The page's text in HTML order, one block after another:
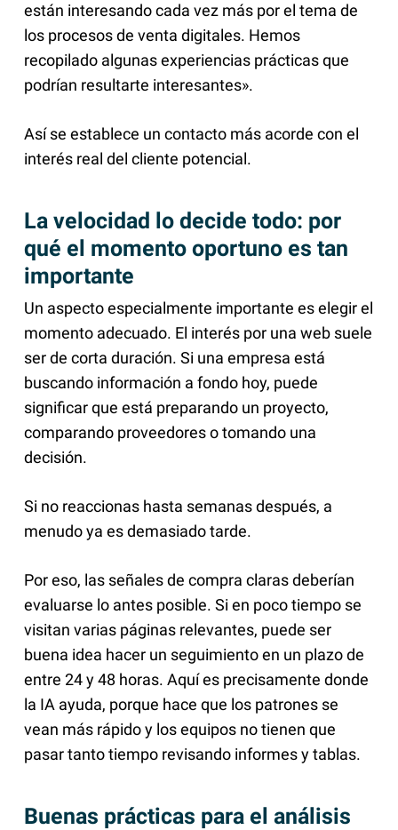
están interesando cada vez más por el tema de
los procesos de venta digitales. Hemos
recopilado algunas experiencias prácticas que
podrían resultarte interesantes».
Así se establece un contacto más acorde con el
interés real del cliente potencial.
La velocidad lo decide todo: por
qué el momento oportuno es tan
importante
Un aspecto especialmente importante es elegir el
momento adecuado. El interés por una web suele
ser de corta duración. Si una empresa está
buscando información a fondo hoy, puede
significar que está preparando un proyecto,
comparando proveedores o tomando una
decisión.
Si no reaccionas hasta semanas después, a
menudo ya es demasiado tarde.
Por eso, las señales de compra claras deberían
evaluarse lo antes posible. Si en poco tiempo se
visitan varias páginas relevantes, puede ser
buena idea hacer un seguimiento en un plazo de
entre 24 y 48 horas. Aquí es precisamente donde
la IA ayuda, porque hace que los patrones se
vean más rápido y los equipos no tienen que
pasar tanto tiempo revisando informes y tablas.
Buenas prácticas para el análisis